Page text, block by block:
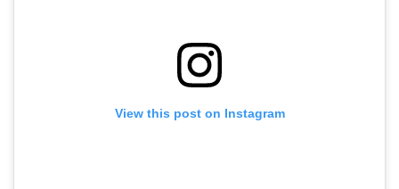
View this post on Instagram